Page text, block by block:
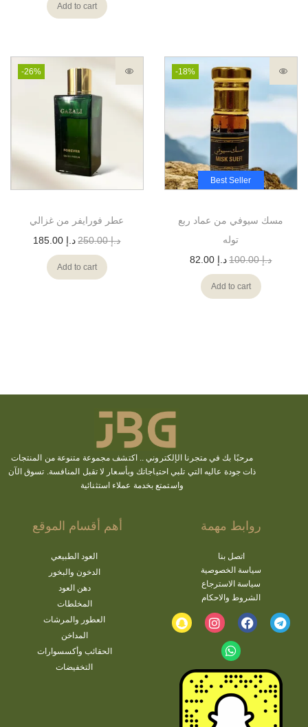
Add to cart
-26%
عطر فورايفر من غزالي
د.إ250.00 د.إ
Add to cart
-18%
Best Seller
مسك سيوفي من عماد ربع
توله
د.إ100.00 د.إ
Add to cart
مرحبًا بك في متجرنا الإلكتروني .. اكتشفمجموعة متنوعة من المنتجات
ذات جودة عاليه التي تلبي احتياجاتك وبأسعار لا تقبل المنافسة. تسوق الآن
واستمتع بخدمة عملاء استثنائية
أهم أقسام الموقع
العود الطبيعي
الدخون والبخور
دهن العود
المخلطات
العطور والمرشات
المداخن
الحقائب وأكسسوارات
التخفيضات
روابط مهمة
اتصل بنا
سياسة الخصوصية
سياسة الاسترجاع
الشروط والاحكام